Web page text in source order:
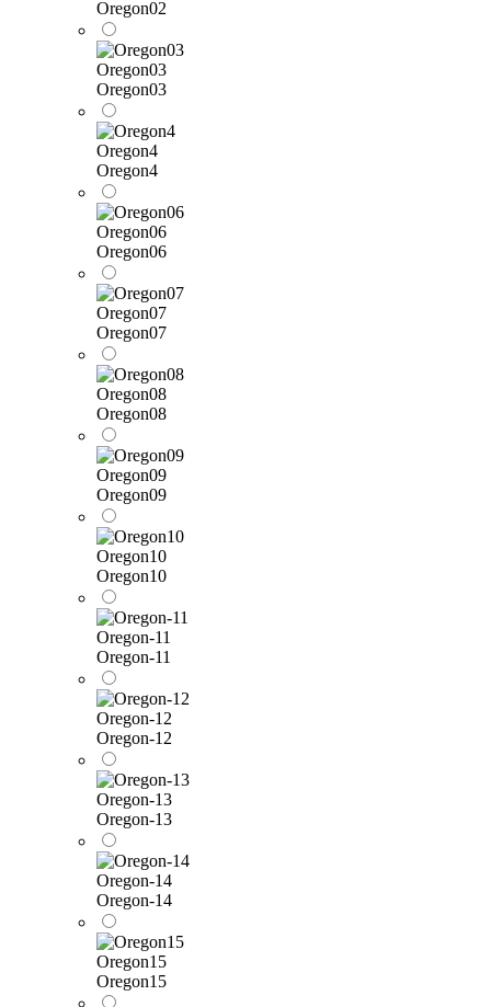
Oregon02
Oregon03
Oregon03
Oregon4
Oregon4
Oregon06
Oregon06
Oregon07
Oregon07
Oregon08
Oregon08
Oregon09
Oregon09
Oregon10
Oregon10
Oregon-11
Oregon-11
Oregon-12
Oregon-12
Oregon-13
Oregon-13
Oregon-14
Oregon-14
Oregon15
Oregon15